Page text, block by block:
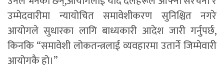
उम्मेदवारीमा न्यायोचित समावेशीकरण सुनिश्चित नगरे
आयोगले सुधारका लागि बाध्यकारी आदेश जारी गर्नुपर्छ,
किनकि “समावेशी लोकतन्त्रलाई व्यवहारमा उतार्ने जिम्मेवारी
आयोगकै हो।”